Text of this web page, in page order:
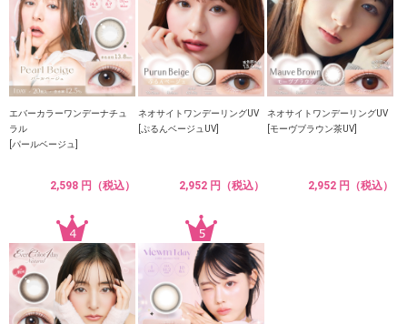
エバーカラーワンデーナチュ
ラル
[パールベージュ]
2,598 円（税込）
ネオサイトワンデーリングUV
[ぷるんベージュUV]
2,952 円（税込）
ネオサイトワンデーリングUV
[モーヴブラウン茶UV]
2,952 円（税込）